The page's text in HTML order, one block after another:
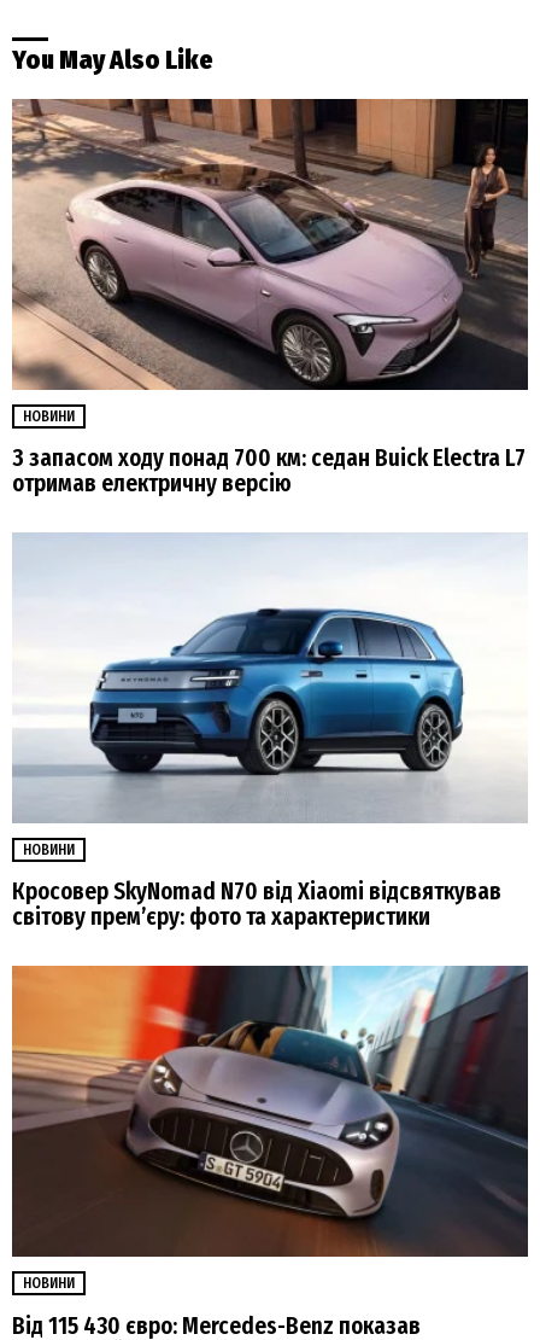
You May Also Like
НОВИНИ
З запасом ходу понад 700 км: седан Buick Electra L7
отримав електричну версію
НОВИНИ
Кросовер SkyNomad N70 від Xiaomi відсвяткував
світову прем’єру: фото та характеристики
НОВИНИ
Від 115 430 євро: Mercedes-Benz показав